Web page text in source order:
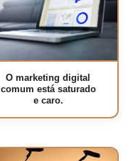
O marketing digital
comum está saturado
e caro.